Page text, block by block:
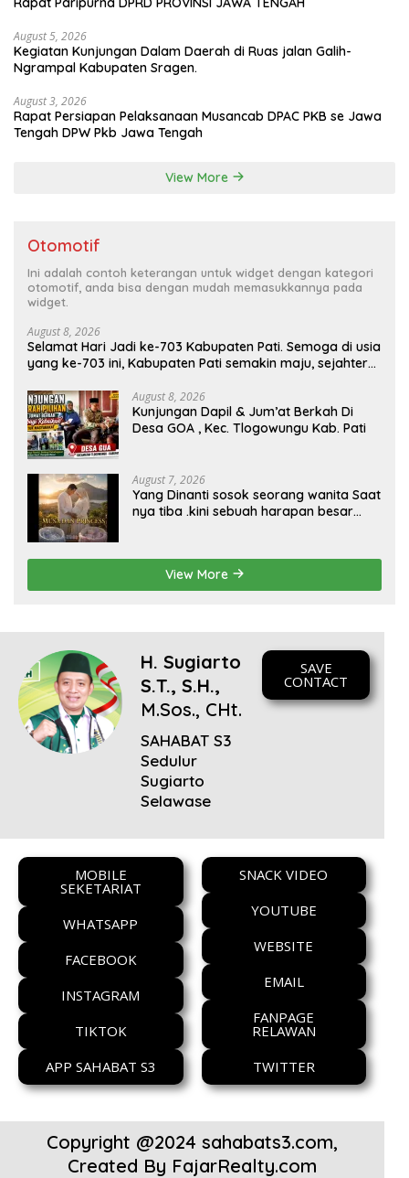
August 5, 2026
Kegiatan Kunjungan Dalam Daerah di Ruas jalan Galih-
Ngrampal Kabupaten Sragen.
August 3, 2026
Rapat Persiapan Pelaksanaan Musancab DPAC PKB se Jawa
Tengah DPW Pkb Jawa Tengah
View More
Otomotif
Ini adalah contoh keterangan untuk widget dengan kategori
otomotif, anda bisa dengan mudah memasukkannya pada
widget.
August 8, 2026
Selamat Hari Jadi ke-703 Kabupaten Pati. Semoga di usia
yang ke-703 ini, Kabupaten Pati semakin maju, sejahtera,
kesejahteraan bagi seluruh masyarakatnya. Semoga
sinergi dan kolaborasi yang telah terjalin semakin kuat
demi mewujudkan pembangunan yang berkelanjutan.
Dirgahayu Kabupaten Pati ke-703. Salam sedulur Pati
Selawase. Facebook
August 8, 2026
Kunjungan Dapil & Jum’at Berkah Di
Desa GOA , Kec. Tlogowungu Kab. Pati
August 7, 2026
Yang Dinanti sosok seorang wanita Saat
nya tiba .kini sebuah harapan besar
buah hati yang berjudul Musa & Princes.
View More
H. Sugiarto
S.T., S.H.,
M.Sos., CHt.
SAHABAT S3
Sedulur
Sugiarto
Selawase
SAVE
CONTACT
MOBILE
SEKETARIAT
WHATSAPP
FACEBOOK
INSTAGRAM
TIKTOK
APP SAHABAT S3
SNACK VIDEO
YOUTUBE
WEBSITE
EMAIL
FANPAGE
RELAWAN
TWITTER
Copyright @2024 sahabats3.com,
Created By FajarRealty.com